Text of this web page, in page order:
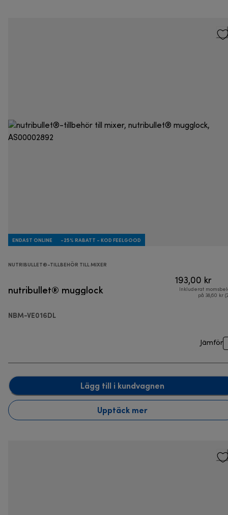
ENDAST ONLINE -25% RABATT - KOD FEELGOOD
NUTRIBULLET®-TILLBEHÖR TILL MIXER
nutribullet® mugglock
NBM-VE016DL
193,00 kr
Inkluderat
på 38,60 kr
Jämför
Lägg till i kundvagnen
Upptäck mer